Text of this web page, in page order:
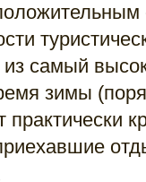
самый
зимы